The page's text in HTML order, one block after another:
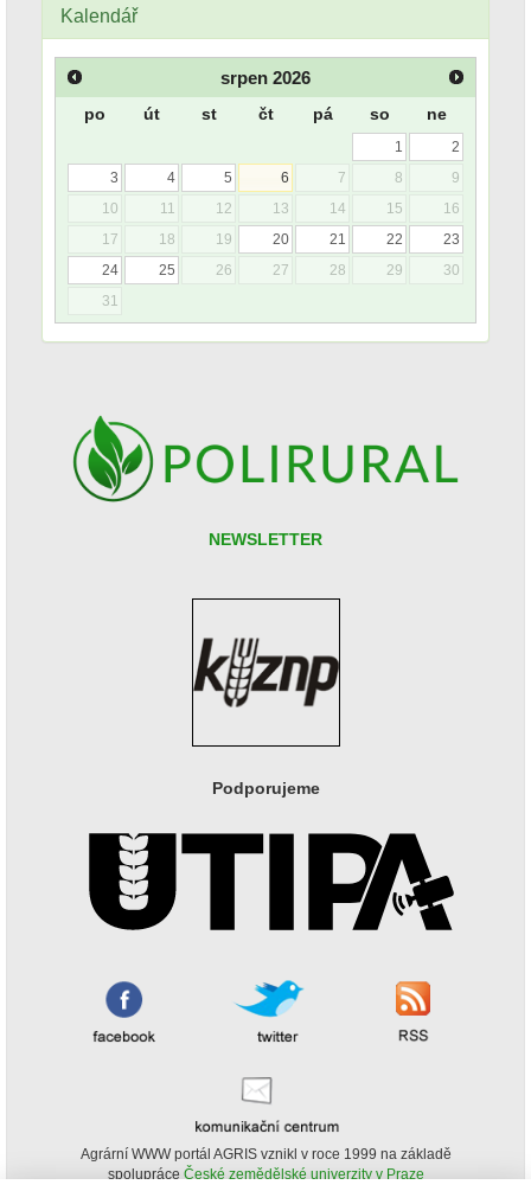
Kalendář
srpen 2026
po út st čt pá so ne
1
2
3
4 5 6 7 8
9
10
11 12 13 14 15
16
17
18 19 20 21 22
23
24
25 26 27 28 29
30
31
NEWSLETTER
Podporujeme
Agrární WWW portál AGRIS vznikl v roce 1999 na základě
spolupráce České zemědělské univerzity v Praze